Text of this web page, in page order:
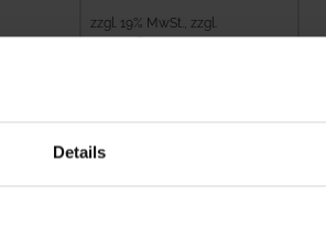
Details
zzgl. 19% MwSt., zzgl.